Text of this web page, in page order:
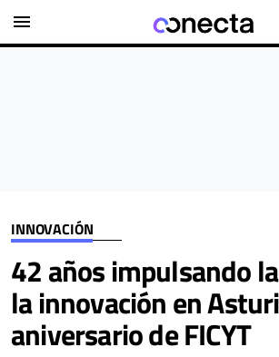
menu
INNOVACIÓN
42 años impulsando
la innovación en
aniversario de FICYT